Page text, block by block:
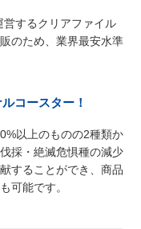
するクリアファイル
のため、業界最安水準
コースター！
以上のものの2種類か
採・絶滅危惧種の減少
することができ、商品
可能です。